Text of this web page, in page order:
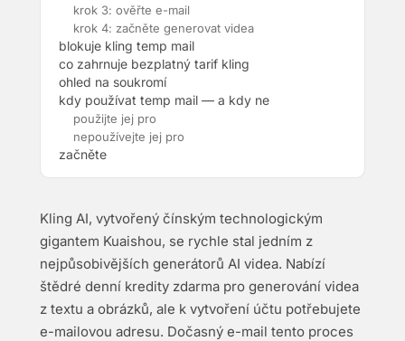
krok 3: ověřte e-mail
krok 4: začněte generovat videa
blokuje kling temp mail
co zahrnuje bezplatný tarif kling
ohled na soukromí
kdy používat temp mail — a kdy ne
použijte jej pro
nepoužívejte jej pro
začněte
Kling AI, vytvořený čínským technologickým
gigantem Kuaishou, se rychle stal jedním z
nejpůsobivějších generátorů AI videa. Nabízí
štědré denní kredity zdarma pro generování videa
z textu a obrázků, ale k vytvoření účtu potřebujete
e-mailovou adresu. Dočasný e-mail tento proces